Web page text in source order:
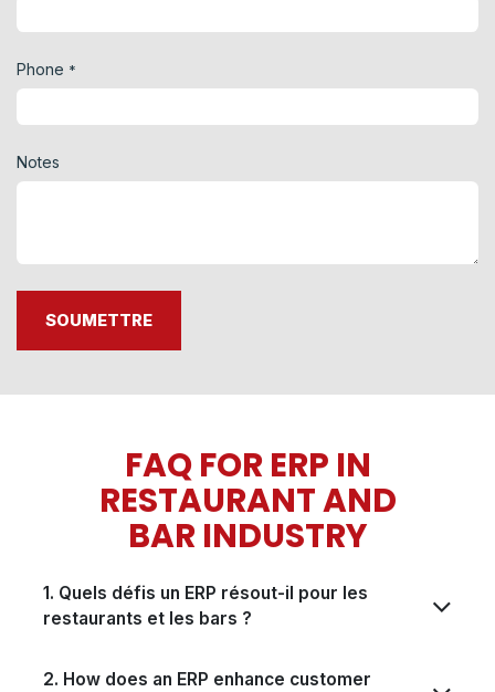
Phone *
Notes
SOUMETTRE
FAQ FOR ERP IN
RESTAURANT AND
BAR INDUSTRY​​
1. Quels défis un ERP résout-il pour les
restaurants et les bars ?
2. How does an ERP enhance customer